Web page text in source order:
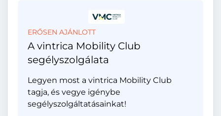
ERŐSEN AJÁNLOTT
A vintrica Mobility Club
segélyszolgálata
Legyen most a vintrica Mobility Club
tagja, és vegye igénybe
segélyszolgáltatásainkat!